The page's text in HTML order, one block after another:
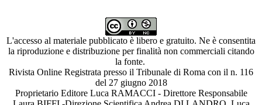
L'accesso al materiale pubblicato è libero e gratuito. Ne è consentita
la riproduzione e distribuzione per finalità non commerciali citando
la fonte.
Rivista Online Registrata presso il Tribunale di Roma con il n. 116
del 27 giugno 2018
Proprietario Editore Luca RAMACCI - Direttore Responsabile